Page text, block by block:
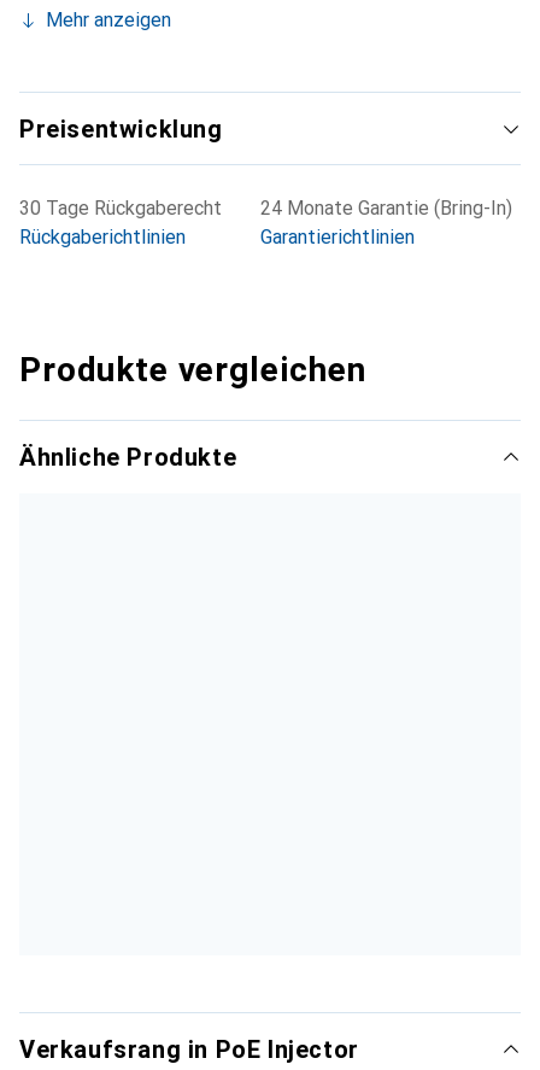
Mehr anzeigen
Preisentwicklung
30 Tage Rückgaberecht
Rückgaberichtlinien
24 Monate Garantie (Bring-In)
Garantierichtlinien
Produkte vergleichen
Ähnliche Produkte
Verkaufsrang in PoE Injector